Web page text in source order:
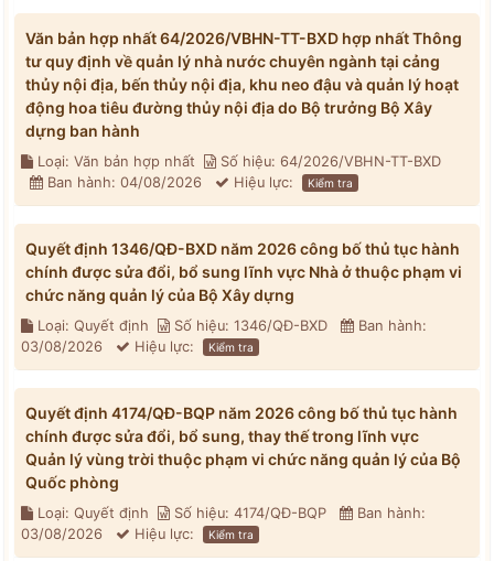
Văn bản hợp nhất 64/2026/VBHN-TT-BXD hợp nhất Thông
tư quy định về quản lý nhà nước chuyên ngành tại cảng
thủy nội địa, bến thủy nội địa, khu neo đậu và quản lý hoạt
động hoa tiêu đường thủy nội địa do Bộ trưởng Bộ Xây
dựng ban hành
Loại: Văn bản hợp nhất
Số hiệu: 64/2026/VBHN-TT-BXD
Ban hành: 04/08/2026
Hiệu lực: Kiểm tra
Quyết định 1346/QĐ-BXD năm 2026 công bố thủ tục hành
chính được sửa đổi, bổ sung lĩnh vực Nhà ở thuộc phạm vi
chức năng quản lý của Bộ Xây dựng
Loại: Quyết định Số hiệu: 1346/QĐ-BXD
Ban hành:
03/08/2026
Hiệu lực: Kiểm tra
Quyết định 4174/QĐ-BQP năm 2026 công bố thủ tục hành
chính được sửa đổi, bổ sung, thay thế trong lĩnh vực
Quản lý vùng trời thuộc phạm vi chức năng quản lý của Bộ
Quốc phòng
Loại: Quyết định Số hiệu: 4174/QĐ-BQP
Ban hành:
03/08/2026
Hiệu lực: Kiểm tra